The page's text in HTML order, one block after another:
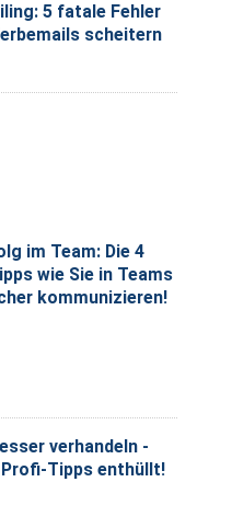
5 fatale Fehler
scheitern
im Team: Die 4
wie Sie in Teams
kommunizieren!
verhandeln -
Profi-Tipps enthüllt!